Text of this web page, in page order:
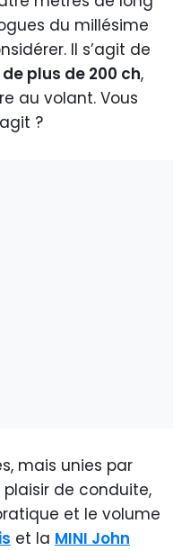
du millésime
Il s’agit de
plus de 200 ch,
au volant. Vous
?
mais unies par
de conduite,
et le volume
et la MINI John